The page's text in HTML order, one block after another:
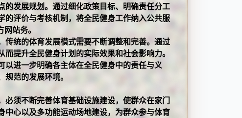
发展规划。通过细化政策目标、明确责任分工
评价与考核机制，将全民健身工作纳入公共服
网站务。
统的体育发展模式需要不断调整和完善。通过
提升全民健身计划的实际效果和社会影响力。
进一步明确各主体在全民健身中的责任与义
范的发展环境。
须不断完善体育基础设施建设，使群众在家门
心以及多功能运动场地建设，为群众参与体育